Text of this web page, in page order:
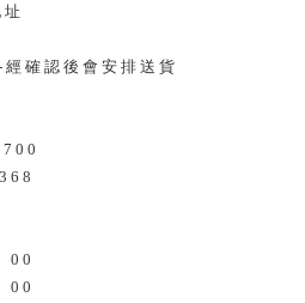
確認後會安排送貨
00
00